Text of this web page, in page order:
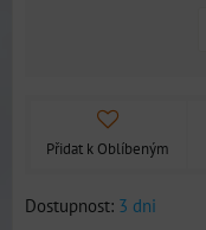
Přidat k Oblíbeným
Dostupnost: 3 dni